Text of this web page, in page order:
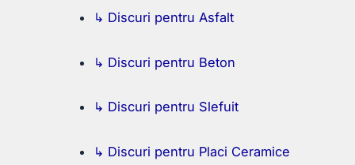
↳ Discuri pentru Asfalt
↳ Discuri pentru Beton
↳ Discuri pentru Slefuit
↳ Discuri pentru Placi Ceramice